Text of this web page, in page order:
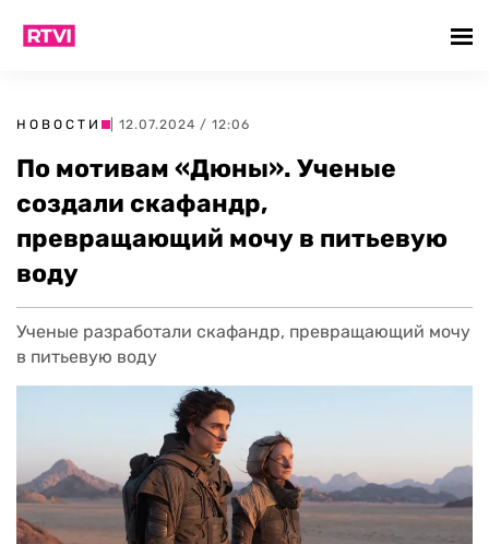
НОВОСТИ | 12.07.2024 / 12:06
По мотивам «Дюны». Ученые
создали скафандр,
превращающий мочу в питьевую
воду
Ученые разработали скафандр, превращающий мочу
в питьевую воду